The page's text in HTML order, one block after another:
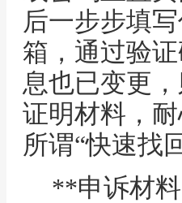
后一步步填
箱，通过验
息也已变更
证明材料，
所谓“快速找
**申诉材